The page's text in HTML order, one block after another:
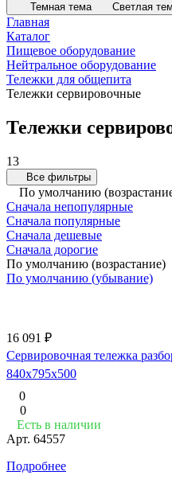
Темная тема Светлая
Главная
Каталог
Пищевое оборудование
Нейтральное оборудование
Тележки для общепита
Тележки сервировочные
Тележки
13
Все фильтры
По умолчанию
Сначала непопулярные
Сначала популярные
Сначала дешевые
Сначала дорогие
По умолчанию (возрастание)
По умолчанию (убывание)
16 091 ₽
Сервировочная тележка
840x795x500
0
0
Есть в наличии
Арт. 64557
Подробнее